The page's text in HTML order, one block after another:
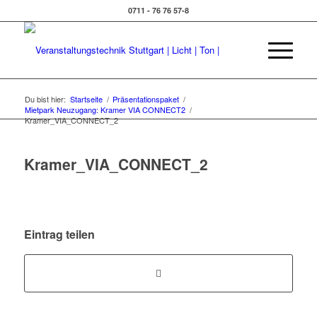
0711 - 76 76 57-8
Du bist hier: Startseite / Präsentationspaket /
Mietpark Neuzugang: Kramer VIA CONNECT2 /
Kramer_VIA_CONNECT_2
Kramer_VIA_CONNECT_2
Eintrag teilen